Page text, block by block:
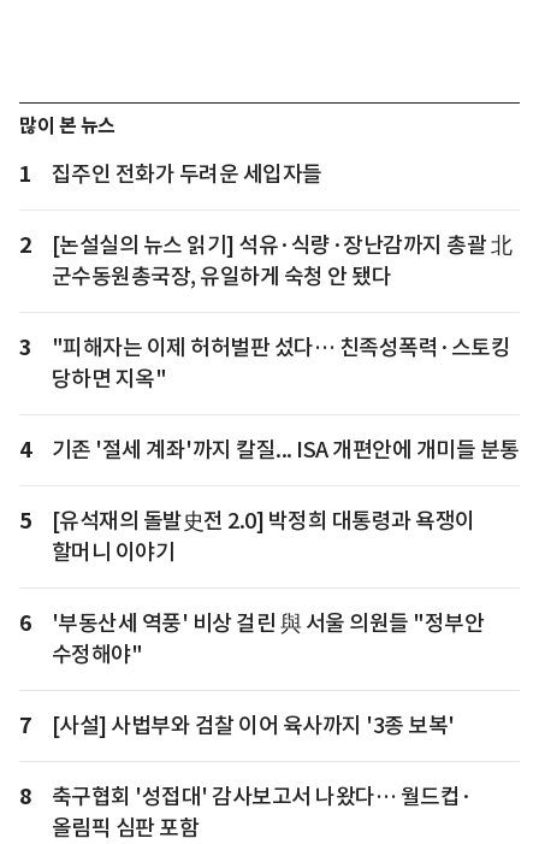
많이 본 뉴스
1 집주인 전화가 두려운 세입자들
2
[논설실의 뉴스 읽기] 석유·식량·장난감까지 총괄 北
군수동원총국장, 유일하게 숙청 안 됐다
3
"피해자는 이제 허허벌판 섰다… 친족성폭력·스토킹
당하면 지옥"
4 기존 '절세 계좌'까지 칼질... ISA 개편안에 개미들 분통
5
[유석재의 돌발史전 2.0] 박정희 대통령과 욕쟁이
할머니 이야기
6
'부동산세 역풍' 비상 걸린 與 서울 의원들 "정부안
수정해야"
7 [사설] 사법부와 검찰 이어 육사까지 '3종 보복'
8
축구협회 '성접대' 감사보고서 나왔다… 월드컵·
올림픽 심판 포함